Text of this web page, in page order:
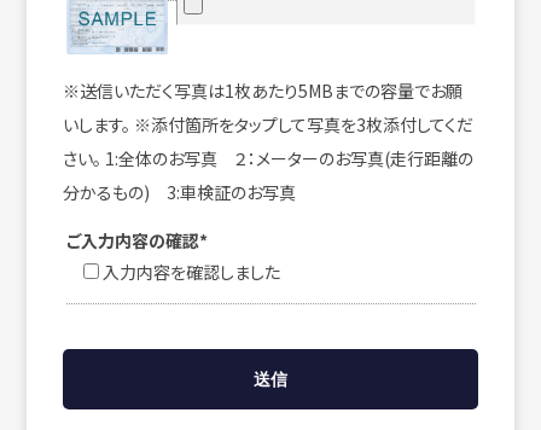
※送信いただく写真は1枚あたり5MBまでの容量でお願
いします。 ※添付箇所をタップして写真を3枚添付してくだ
さい。 1:全体のお写真 ２：メーターのお写真(走行距離の
分かるもの) 3:車検証のお写真
ご入力内容の確認*
入力内容を確認しました